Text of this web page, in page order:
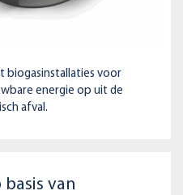
biogasinstallaties voor
energie op uit de
afval.
van